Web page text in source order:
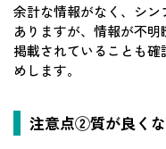
余計な情報がなく、シ
ありますが、情報が不
掲載されていることも
めします。
注意点②質が良く